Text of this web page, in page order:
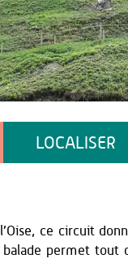
LOCALISER
ce circuit
balade permet tout